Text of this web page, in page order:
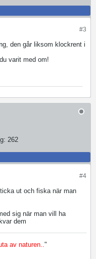
#3
den går liksom klockrent i
varit med om!
262
#4
ut och fiska när man
sig när man vill ha
dem
av naturen.."